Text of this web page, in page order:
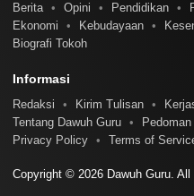
Berita Opini Pendidikan
Ekonomi
Kebudayaan
Biografi Tokoh
Informasi
Redaksi Kirim Tulisan
Tentang Dawuh Guru
Privacy Policy
Terms of
Copyright © 2026 Dawuh Guru. All